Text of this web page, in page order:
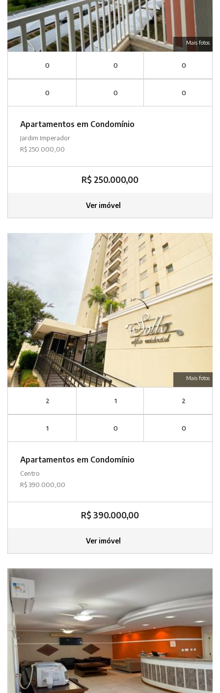
Mais fotos
0 0 0
0 0 0
Apartamentos em Condomínio
Jardim Imperador
R$ 250.000,00
R$ 250.000,00
Ver imóvel
Mais fotos
2 1 2
1 0 0
Apartamentos em Condomínio
Centro
R$ 390.000,00
R$ 390.000,00
Ver imóvel